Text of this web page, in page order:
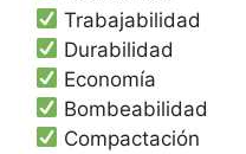
Trabajabilidad
Durabilidad
Economía
Bombeabilidad
Compactación